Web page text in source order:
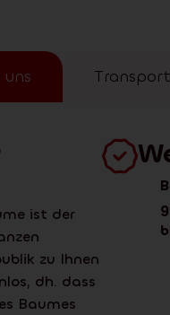
ist der
zu Ihnen
dh. dass
Baumes